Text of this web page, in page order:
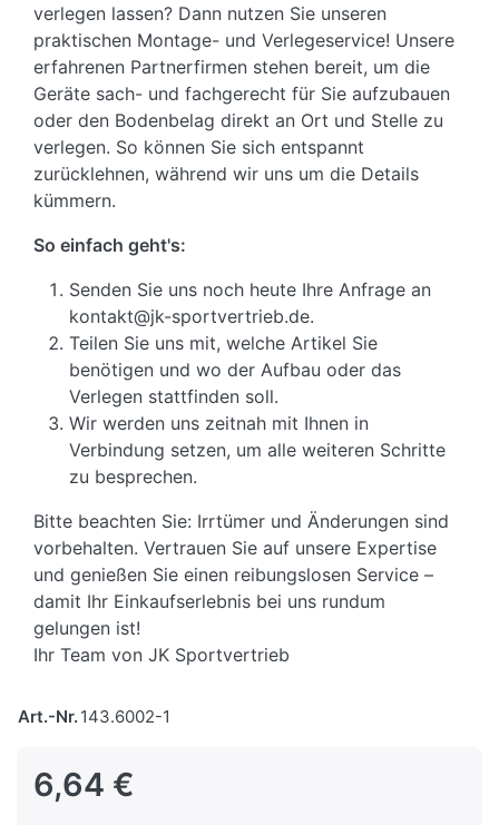
verlegen lassen? Dann nutzen Sie unseren
praktischen Montage- und Verlegeservice! Unsere
erfahrenen Partnerfirmen stehen bereit, um die
Geräte sach- und fachgerecht für Sie aufzubauen
oder den Bodenbelag direkt an Ort und Stelle zu
verlegen. So können Sie sich entspannt
zurücklehnen, während wir uns um die Details
kümmern.
So einfach geht's:
Senden Sie uns noch heute Ihre Anfrage an
kontakt@jk-sportvertrieb.de.
Teilen Sie uns mit, welche Artikel Sie
benötigen und wo der Aufbau oder das
Verlegen stattfinden soll.
Wir werden uns zeitnah mit Ihnen in
Verbindung setzen, um alle weiteren Schritte
zu besprechen.
Bitte beachten Sie: Irrtümer und Änderungen sind
vorbehalten. Vertrauen Sie auf unsere Expertise
und genießen Sie einen reibungslosen Service –
damit Ihr Einkaufserlebnis bei uns rundum
gelungen ist!
Ihr Team von JK Sportvertrieb
Art.-Nr.143.6002-1
6,64 €